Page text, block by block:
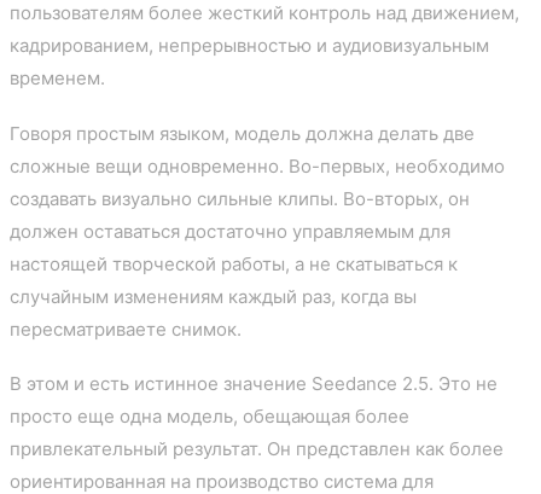
пользователям более жесткий контроль над движением,
кадрированием, непрерывностью и аудиовизуальным
временем.
Говоря простым языком, модель должна делать две
сложные вещи одновременно. Во-первых, необходимо
создавать визуально сильные клипы. Во-вторых, он
должен оставаться достаточно управляемым для
настоящей творческой работы, а не скатываться к
случайным изменениям каждый раз, когда вы
пересматриваете снимок.
В этом и есть истинное значение Seedance 2.5. Это не
просто еще одна модель, обещающая более
привлекательный результат. Он представлен как более
ориентированная на производство система для